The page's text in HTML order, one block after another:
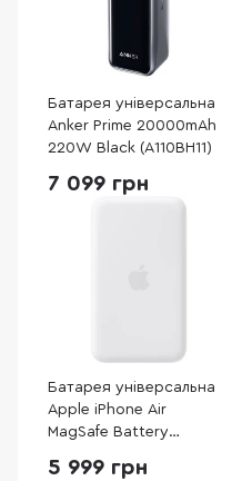
Батарея універсальна
Anker Prime 20000mAh
220W Black (A110BH11)
7 099 грн
Батарея універсальна
Apple iPhone Air
MagSafe Battery
5 999 грн